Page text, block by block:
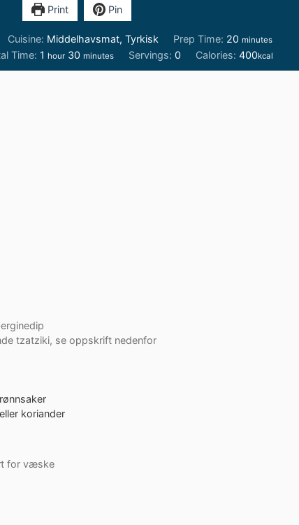
Print Pin
Cuisine: Middelhavsmat, Tyrkisk Prep Time: 20 minutes
minutes
Time: 1 hour
hour 30minutes
minutes Servings:0 Calories:400kcal
tzatziki, se oppskrift nedenfor
koriander
for væske